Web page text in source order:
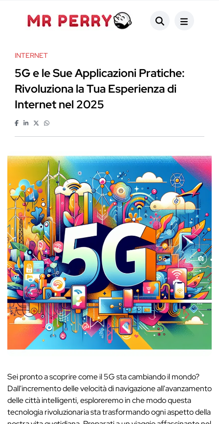
INTERNET
5G e le Sue Applicazioni Pratiche:
Rivoluziona la Tua Esperienza di
Internet nel 2025
Sei pronto a scoprire come il 5G sta cambiando il mondo?
Dall'incremento delle velocità di navigazione all'avanzamento
delle città intelligenti, esploreremo in che modo questa
tecnologia rivoluzionaria sta trasformando ogni aspetto della